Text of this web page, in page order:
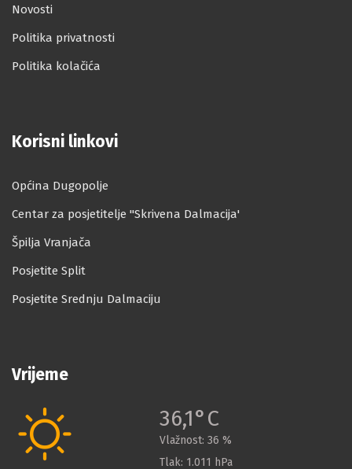
Novosti
Politika privatnosti
Politika kolačića
Korisni linkovi
Općina Dugopolje
Centar za posjetitelje ''Skrivena Dalmacija'
Špilja Vranjača
Posjetite Split
Posjetite Srednju Dalmaciju
Vrijeme
36,1°C
Vlažnost: 36 %
Tlak: 1.011 hPa